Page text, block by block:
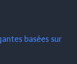
basées sur